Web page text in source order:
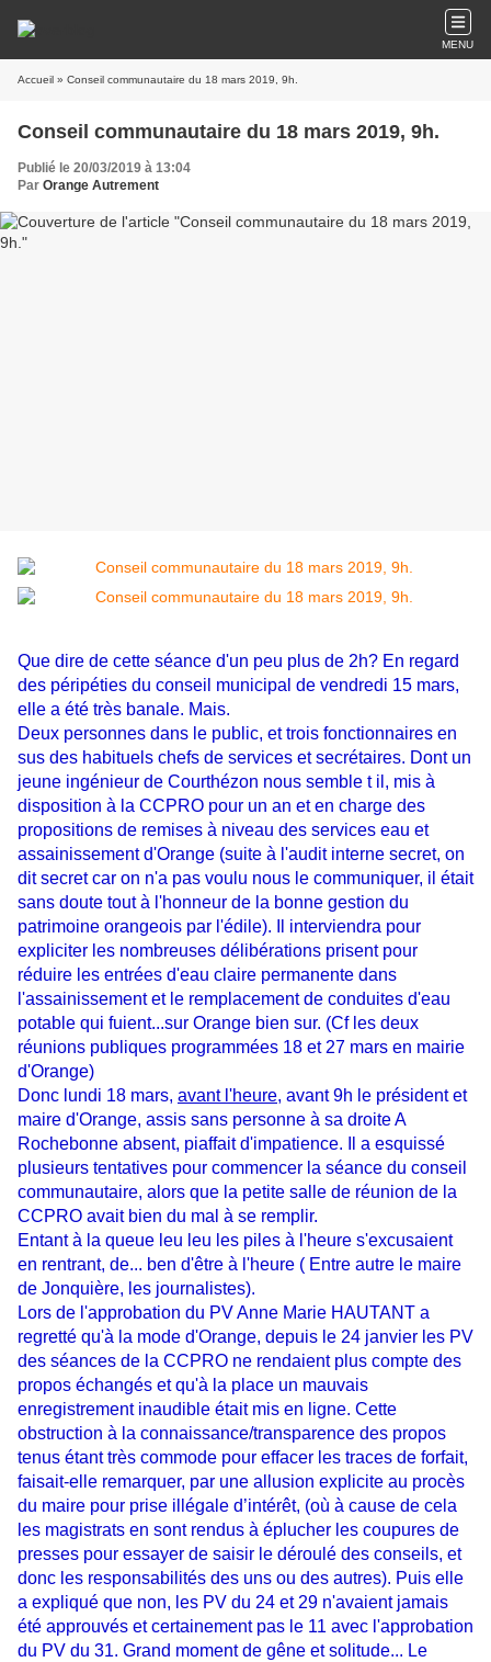
MENU
Accueil » Conseil communautaire du 18 mars 2019, 9h.
Conseil communautaire du 18 mars 2019, 9h.
Publié le 20/03/2019 à 13:04
Par Orange Autrement
Que dire de cette séance d'un peu plus de 2h? En regard
des péripéties du conseil municipal de vendredi 15 mars,
elle a été très banale. Mais.
Deux personnes dans le public, et trois fonctionnaires en
sus des habituels chefs de services et secrétaires. Dont un
jeune ingénieur de Courthézon nous semble t il, mis à
disposition à la CCPRO pour un an et en charge des
propositions de remises à niveau des services eau et
assainissement d'Orange (suite à l'audit interne secret, on
dit secret car on n'a pas voulu nous le communiquer, il était
sans doute tout à l'honneur de la bonne gestion du
patrimoine orangeois par l'édile). Il interviendra pour
expliciter les nombreuses délibérations prisent pour
réduire les entrées d'eau claire permanente dans
l'assainissement et le remplacement de conduites d'eau
potable qui fuient...sur Orange bien sur. (Cf les deux
réunions publiques programmées 18 et 27 mars en mairie
d'Orange)
Donc lundi 18 mars, avant l'heure, avant 9h le président et
maire d'Orange, assis sans personne à sa droite A
Rochebonne absent, piaffait d'impatience. Il a esquissé
plusieurs tentatives pour commencer la séance du conseil
communautaire, alors que la petite salle de réunion de la
CCPRO avait bien du mal à se remplir.
Entant à la queue leu leu les piles à l'heure s'excusaient
en rentrant, de... ben d'être à l'heure ( Entre autre le maire
de Jonquière, les journalistes).
Lors de l'approbation du PV Anne Marie HAUTANT a
regretté qu'à la mode d'Orange, depuis le 24 janvier les PV
des séances de la CCPRO ne rendaient plus compte des
propos échangés et qu'à la place un mauvais
enregistrement inaudible était mis en ligne. Cette
obstruction à la connaissance/transparence des propos
tenus étant très commode pour effacer les traces de forfait,
faisait-elle remarquer, par une allusion explicite au procès
du maire pour prise illégale d’intérêt, (où à cause de cela
les magistrats en sont rendus à éplucher les coupures de
presses pour essayer de saisir le déroulé des conseils, et
donc les responsabilités des uns ou des autres). Puis elle
a expliqué que non, les PV du 24 et 29 n'avaient jamais
été approuvés et certainement pas le 11 avec l'approbation
du PV du 31. Grand moment de gêne et solitude... Le